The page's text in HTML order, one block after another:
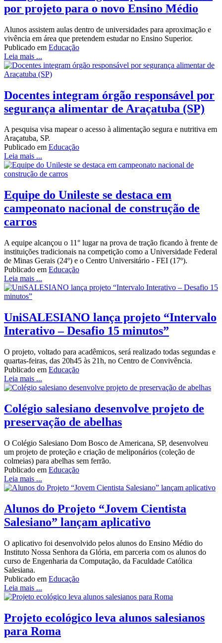
por projeto para o novo Ensino Médio
Alunos assistem aulas dentro de universidades para aproximação e
vivência em área que pretendem estudar no Ensino Superior.
Publicado em Educação
Leia mais ...
Docentes integram órgão responsável por
segurança alimentar de Araçatuba (SP)
A pesquisa visa mapear o acesso à alimentação segura e nutritiva em
Araçatuba, SP.
Publicado em Educação
Leia mais ...
Equipe do Unileste se destaca em
campeonato nacional de construção de
carros
A equipe alcançou o 11° lugar na prova de tração ficando à frente de
instituições tradicionais na competição como a Universidade Federal
de Minas Gerais (24º) e o Centro Universitário - FEI (17º).
Publicado em Educação
Leia mais ...
UniSALESIANO lança projeto “Intervalo
Interativo – Desafio 15 minutos”
O projeto, voltado para acadêmicos, será realizado todas segundas e
quartas-feiras, das 20h45 às 21h, no Centro de Convivência.
Publicado em Educação
Leia mais ...
Colégio salesiano desenvolve projeto de
preservação de abelhas
O Colégio Salesiano Dom Bosco de Americana, SP, desenvolveu
um projeto de proteção e criação de meliponários (coleção de
colmeias) para abelhas sem ferrão.
Publicado em Educação
Leia mais ...
Alunos do Projeto “Jovem Cientista
Salesiano” lançam aplicativo
O aplicativo foi desenvolvido pelos alunos do Ensino Médio do
Instituto Nossa Senhora da Glória, em parceria com os alunos do
curso de Engenharia da Computação, da Faculdade Católica
Salesiana.
Publicado em Educação
Leia mais ...
Projeto ecológico leva alunos salesianos
para Roma